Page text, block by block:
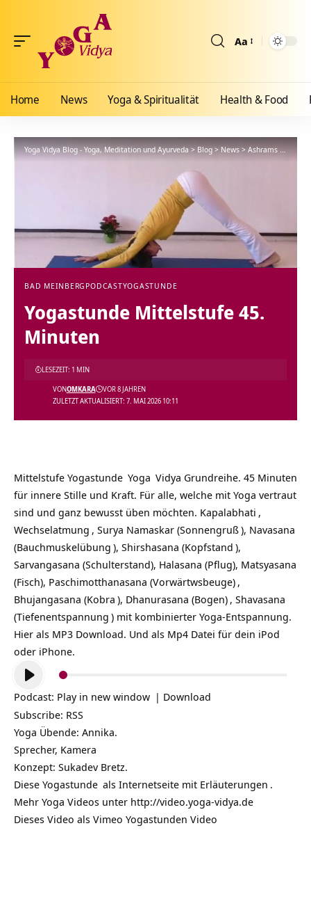
Aa
Home News Yoga & Spiritualität Health & Food
Yoga Vidya Blog - Yoga, Meditation und Ayurveda>Blog>News>Ashrams> Bad
BAD MEINBERG PODCASTYOGASTUNDE
Yogastunde Mittelstufe 45.
Minuten
ZULETZT AKTUALISIERT: 7. MAI 2026 10:11
VONOMKARA VOR 8 JAHREN
LESEZEIT: 1 MIN
Mittelstufe Yogastunde Yoga Vidya Grundreihe. 45 Minuten
für innere Stille und Kraft. Für alle, welche mit Yoga vertraut
sind und ganz bewusst üben möchten. Kapalabhati ,
Wechselatmung , Surya Namaskar (Sonnengruß), Navasana
(Bauchmuskelübung ), Shirshasana (Kopfstand ),
Sarvangasana (Schulterstand), Halasana (Pflug), Matsyasana
(Fisch), Paschimotthanasana (Vorwärtwsbeuge) ,
Bhujangasana (Kobra ), Dhanurasana (Bogen) , Shavasana
(Tiefenentspannung ) mit kombinierter Yoga-Entspannung.
Hier als MP3 Download. Und als Mp4 Datei für dein iPod
oder iPhone.
Audio-
Player
Podcast: Play in new window | Download
Subscribe: RSS
Yoga Übende: Annika.
Sprecher, Kamera
Konzept: Sukadev Bretz.
Diese Yogastunde als Internetseite mit Erläuterungen .
Mehr Yoga Videos unter http://video.yoga-vidya.de
Dieses Video als Vimeo Yogastunden Video